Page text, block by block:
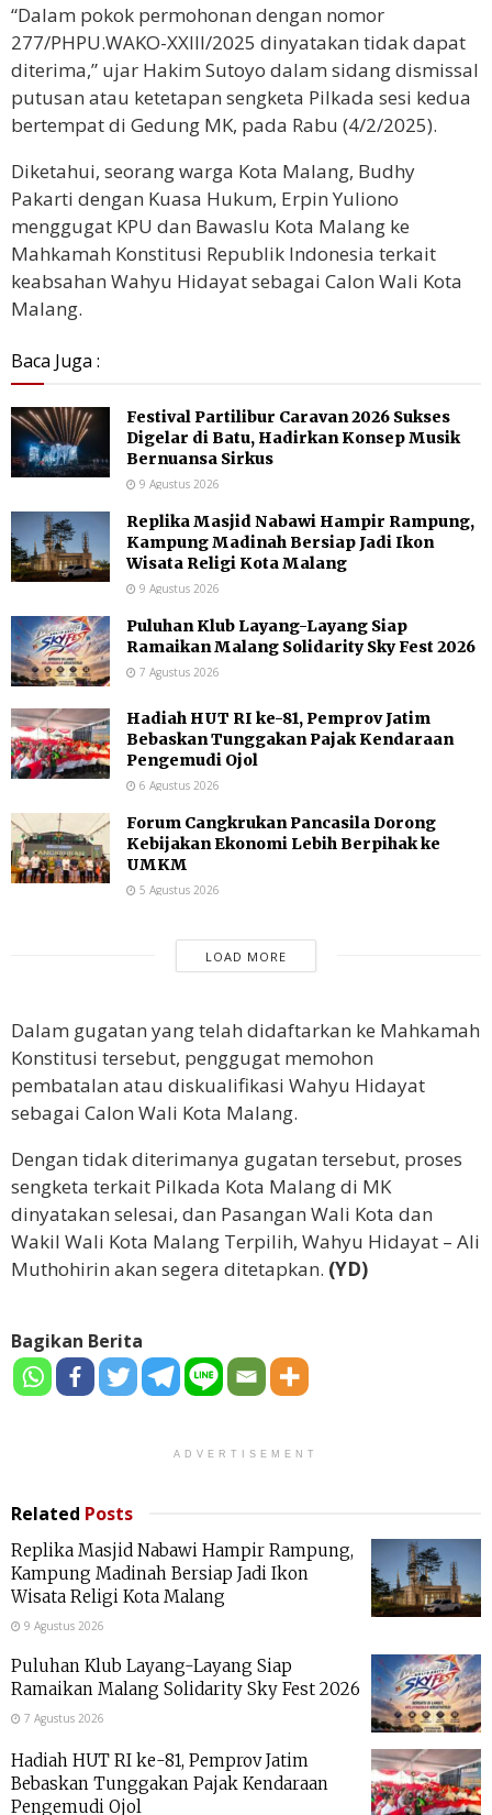
“Dalam pokok permohonan dengan nomor
277/PHPU.WAKO-XXIII/2025 dinyatakan tidak dapat
diterima,” ujar Hakim Sutoyo dalam sidang dismissal
putusan atau ketetapan sengketa Pilkada sesi kedua
bertempat di Gedung MK, pada Rabu (4/2/2025).
Diketahui, seorang warga Kota Malang, Budhy
Pakarti dengan Kuasa Hukum, Erpin Yuliono
menggugat KPU dan Bawaslu Kota Malang ke
Mahkamah Konstitusi Republik Indonesia terkait
keabsahan Wahyu Hidayat sebagai Calon Wali Kota
Malang.
Baca Juga :
Festival Partilibur Caravan 2026 Sukses
Digelar di Batu, Hadirkan Konsep Musik
Bernuansa Sirkus
9 Agustus 2026
Replika Masjid Nabawi Hampir Rampung,
Kampung Madinah Bersiap Jadi Ikon
Wisata Religi Kota Malang
9 Agustus 2026
Puluhan Klub Layang-Layang Siap
Ramaikan Malang Solidarity Sky Fest 2026
7 Agustus 2026
Hadiah HUT RI ke-81, Pemprov Jatim
Bebaskan Tunggakan Pajak Kendaraan
Pengemudi Ojol
6 Agustus 2026
Forum Cangkrukan Pancasila Dorong
Kebijakan Ekonomi Lebih Berpihak ke
UMKM
5 Agustus 2026
LOAD MORE
Dalam gugatan yang telah didaftarkan ke Mahkamah
Konstitusi tersebut, penggugat memohon
pembatalan atau diskualifikasi Wahyu Hidayat
sebagai Calon Wali Kota Malang.
Dengan tidak diterimanya gugatan tersebut, proses
sengketa terkait Pilkada Kota Malang di MK
dinyatakan selesai, dan Pasangan Wali Kota dan
Wakil Wali Kota Malang Terpilih, Wahyu Hidayat – Ali
Muthohirin akan segera ditetapkan. (YD)
Bagikan Berita
ADVERTISEMENT
Related Posts
Replika Masjid Nabawi Hampir Rampung,
Kampung Madinah Bersiap Jadi Ikon
Wisata Religi Kota Malang
9 Agustus 2026
Puluhan Klub Layang-Layang Siap
Ramaikan Malang Solidarity Sky Fest 2026
7 Agustus 2026
Hadiah HUT RI ke-81, Pemprov Jatim
Bebaskan Tunggakan Pajak Kendaraan
Pengemudi Ojol